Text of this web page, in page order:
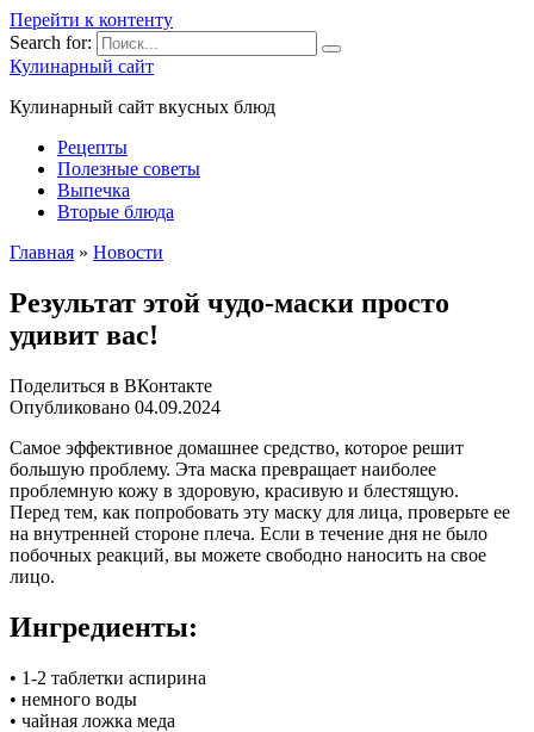
Перейти к контенту
Search for:
Кулинарный сайт
Кулинарный сайт вкусных блюд
Рецепты
Полезные советы
Выпечка
Вторые блюда
Главная » Новости
Результат этой чудо-маски просто
удивит вас!
Поделиться в ВКонтакте
Опубликовано 04.09.2024
Самое эффективное домашнее средство, которое решит
большую проблему. Эта маска превращает наиболее
проблемную кожу в здоровую, красивую и блестящую.
Перед тем, как попробовать эту маску для лица, проверьте ее
на внутренней стороне плеча. Если в течение дня не было
побочных реакций, вы можете свободно наносить на свое
лицо.
Ингредиенты:
• 1-2 таблетки аспирина
• немного воды
• чайная ложка меда